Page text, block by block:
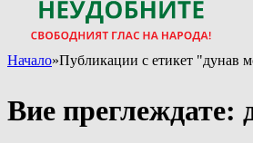
Начало»Публикации с етикет "дунав
Вие преглеждате: